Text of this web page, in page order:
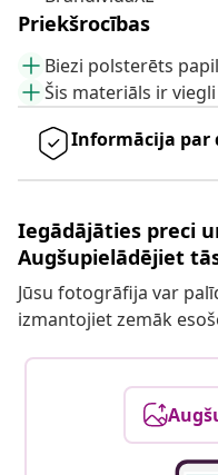
Priekšrocības
Biezi polsterēts
Šis materiāls ir
Informācija par
Iegādājāties preci
Augšupielādējiet
Jūsu fotogrāfija var
izmantojiet zemāk